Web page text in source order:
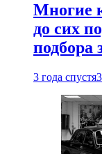
Многие
до сих
подбора
3 года спустя